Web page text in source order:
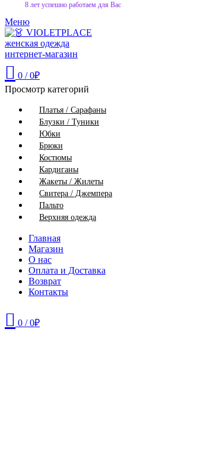
8 лет успешно работаем для Вас
Меню
0 / 0₽
Просмотр категорий
Платья / Сарафаны
Блузки / Туники
Юбки
Брюки
Костюмы
Кардиганы
Жакеты / Жилеты
Свитера / Джемпера
Пальто
Верхняя одежда
Главная
Магазин
О нас
Оплата и Доставка
Возврат
Контакты
0 / 0₽